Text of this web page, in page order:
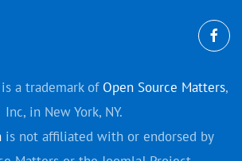
a trademark of Open Source Matters,
Inc, in New York, NY.
is not affiliated with or endorsed by